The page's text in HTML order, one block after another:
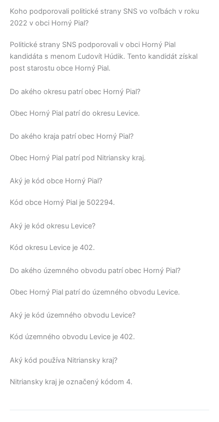
Koho podporovali politické strany SNS vo voľbách v roku
2022 v obci Horný Pial?
Politické strany SNS podporovali v obci Horný Pial
kandidáta s menom Ľudovít Húdik. Tento kandidát získal
post starostu obce Horný Pial.
Do akého okresu patrí obec Horný Pial?
Obec Horný Pial patrí do okresu Levice.
Do akého kraja patrí obec Horný Pial?
Obec Horný Pial patrí pod Nitriansky kraj.
Aký je kód obce Horný Pial?
Kód obce Horný Pial je 502294.
Aký je kód okresu Levice?
Kód okresu Levice je 402.
Do akého územného obvodu patrí obec Horný Pial?
Obec Horný Pial patrí do územného obvodu Levice.
Aký je kód územného obvodu Levice?
Kód územného obvodu Levice je 402.
Aký kód používa Nitriansky kraj?
Nitriansky kraj je označený kódom 4.